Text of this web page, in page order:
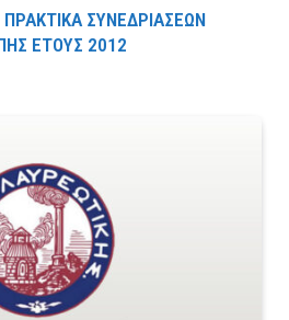
ΣΥΝΕΔΡΙΑΣΕΩΝ
ΕΤΟΥΣ 2012